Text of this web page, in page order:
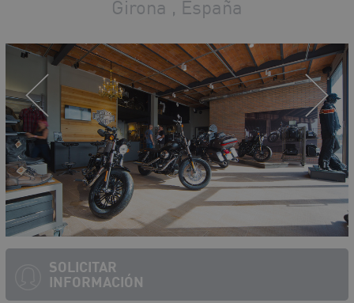
Girona , España
SOLICITAR
INFORMACIÓN